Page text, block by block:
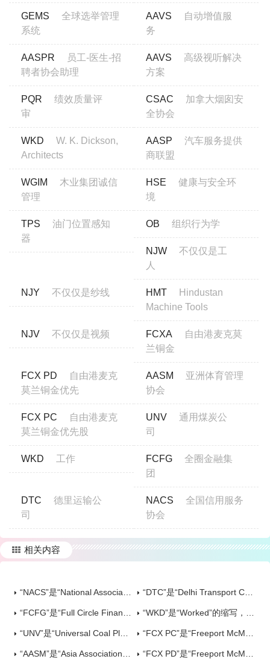
GEMS
全球选举管理
系统
AAVS
自动增值服
务
AASPR
员工-医生-招
聘者协会助理
AAVS
高级视听解决
方案
PQR
绩效质量评
审
CSAC
加拿大烟囱安
全协会
WKD
W. K. Dickson,
Architects
AASP
汽车服务提供
商联盟
WGIM
木业集团诚信
管理
HSE
健康与安全环
境
TPS
油门位置感知
器
OB 组织行为学
NJW
不仅仅是工
人
NJY 不仅仅是纱线 HMT
Hindustan
Machine Tools
NJV 不仅仅是视频 FCXA
自由港麦克莫
兰铜金
FCX PD
自由港麦克
莫兰铜金优先
AASM
亚洲体育管理
协会
FCX PC
自由港麦克
莫兰铜金优先股
UNV
通用煤炭公
司
WKD 工作 FCFG
全圈金融集
团
DTC
德里运输公
司
NACS
全国信用服务
协会
相关内容
“NACS”是“National Association Credit Services”的缩写，意思是“全国信用服务协会” “DTC”是“Delhi Transport Corporation”的缩写，意思是“德里运输公司”
“FCFG”是“Full Circle Financial Group”的缩写，意思是“全圈金融集团” “WKD”是“Worked”的缩写，意思是“工作”
“UNV”是“Universal Coal Plc”的缩写，意思是“通用煤炭公司” “FCX PC”是“Freeport McMoran Copper & Gold Preferred C”的缩写，意思是“自由港麦克莫兰铜金优先股”
“AASM”是“Asia Association for Sport Management”的缩写，意思是“亚洲体育管理协会” “FCX PD”是“Freeport McMoran Copper & Gold Preferred D”的缩写，意思是“自由港麦克莫兰铜金优先”